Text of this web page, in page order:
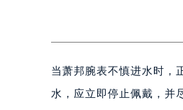
当萧邦腕表不慎进水时，
水，应立即停止佩戴，并